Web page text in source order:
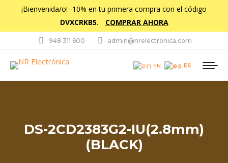
¡Bienvenida/o! -10% en tu primera compra con el código
DVXCRKB5. COMPRAR AHORA
948 311 600 admin@nrelectronica.com
EN ES
DS-2CD2383G2-IU(2.8mm)
(BLACK)